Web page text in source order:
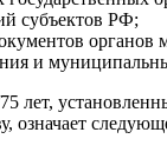
субъектов РФ;
органов
и
лет,
означает